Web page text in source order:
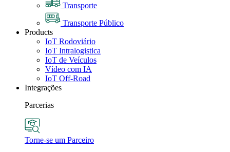
Transporte
Transporte Público
Products
IoT Rodoviário
IoT Intralogistica
IoT de Veículos
Vídeo com IA
IoT Off-Road
Integrações
Parcerias
Torne-se um Parceiro